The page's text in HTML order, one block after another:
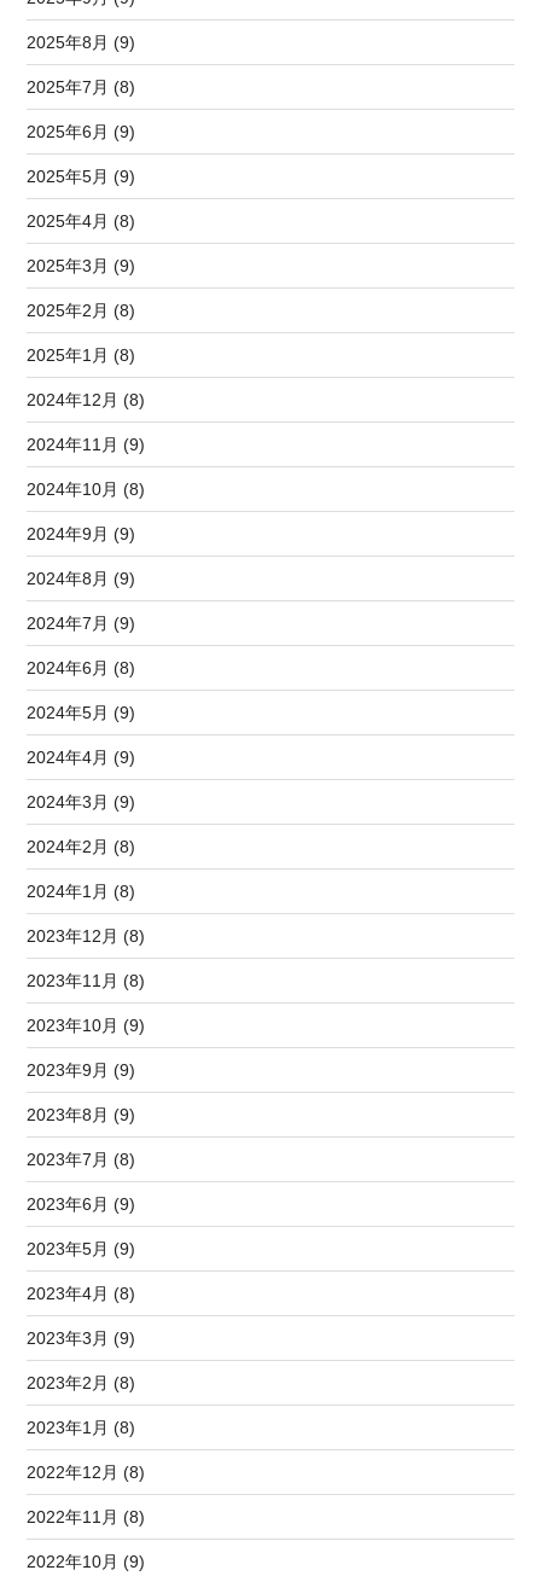
2025年8月 (9)
2025年7月 (8)
2025年6月 (9)
2025年5月 (9)
2025年4月 (8)
2025年3月 (9)
2025年2月 (8)
2025年1月 (8)
2024年12月 (8)
2024年11月 (9)
2024年10月 (8)
2024年9月 (9)
2024年8月 (9)
2024年7月 (9)
2024年6月 (8)
2024年5月 (9)
2024年4月 (9)
2024年3月 (9)
2024年2月 (8)
2024年1月 (8)
2023年12月 (8)
2023年11月 (8)
2023年10月 (9)
2023年9月 (9)
2023年8月 (9)
2023年7月 (8)
2023年6月 (9)
2023年5月 (9)
2023年4月 (8)
2023年3月 (9)
2023年2月 (8)
2023年1月 (8)
2022年12月 (8)
2022年11月 (8)
2022年10月 (9)